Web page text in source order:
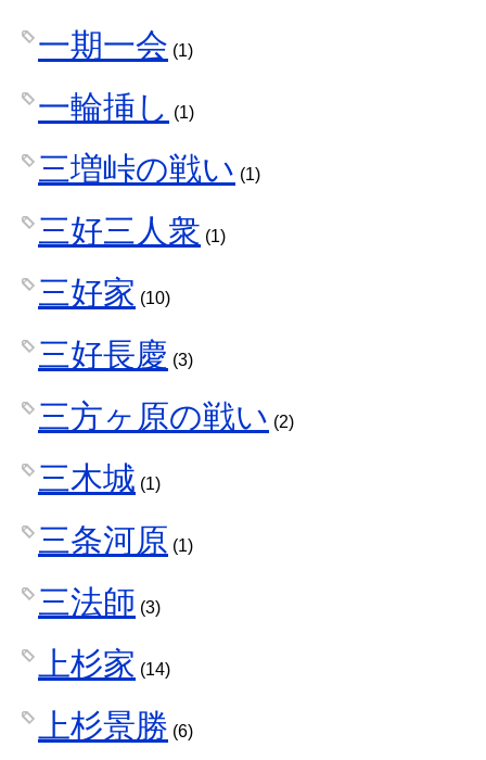
一期一会 (1)
一輪挿し (1)
三増峠の戦い (1)
三好三人衆 (1)
三好家 (10)
三好長慶 (3)
三方ヶ原の戦い (2)
三木城 (1)
三条河原 (1)
三法師 (3)
上杉家 (14)
上杉景勝 (6)